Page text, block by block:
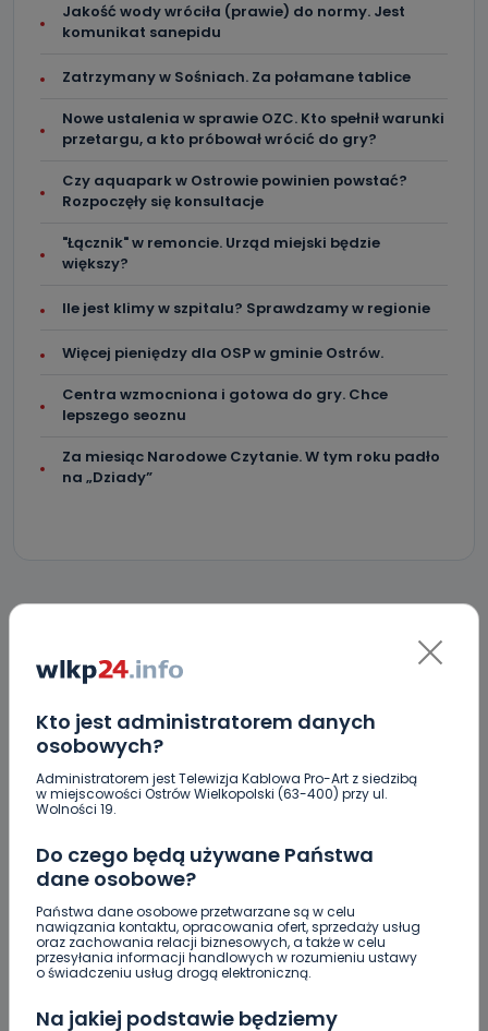
Kto jest administratorem danych
osobowych?
Administratorem jest Telewizja Kablowa Pro-Art z siedzibą
w miejscowości Ostrów Wielkopolski (63-400) przy ul.
Wolności 19.
Do czego będą używane Państwa
dane osobowe?
Państwa dane osobowe przetwarzane są w celu
nawiązania kontaktu, opracowania ofert, sprzedaży usług
oraz zachowania relacji biznesowych, a także w celu
przesyłania informacji handlowych w rozumieniu ustawy
o świadczeniu usług drogą elektroniczną.
Na jakiej podstawie będziemy
Jakość wody wróciła (prawie) do normy. Jest
komunikat sanepidu
Zatrzymany w Sośniach. Za połamane tablice
Nowe ustalenia w sprawie OZC. Kto spełnił warunki
przetargu, a kto próbował wrócić do gry?
Czy aquapark w Ostrowie powinien powstać?
Rozpoczęły się konsultacje
"Łącznik" w remoncie. Urząd miejski będzie
większy?
Ile jest klimy w szpitalu? Sprawdzamy w regionie
Więcej pieniędzy dla OSP w gminie Ostrów.
Centra wzmocniona i gotowa do gry. Chce
lepszego seoznu
Za miesiąc Narodowe Czytanie. W tym roku padło
na „Dziady”
M Mm
Grabarze polskiego przemysłu drzewnego!!!!!
M Mm
Grabarze polskiego przemysłu drzewnego
REPLY